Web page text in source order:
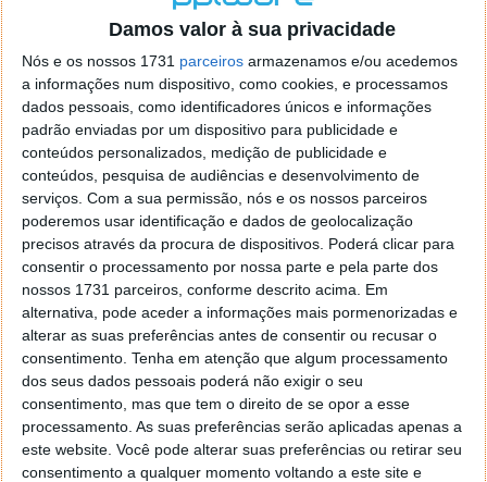
Damos valor à sua privacidade
Nós e os nossos 1731 parceiros armazenamos e/ou acedemos
a informações num dispositivo, como cookies, e processamos
dados pessoais, como identificadores únicos e informações
padrão enviadas por um dispositivo para publicidade e
conteúdos personalizados, medição de publicidade e
conteúdos, pesquisa de audiências e desenvolvimento de
serviços. Com a sua permissão, nós e os nossos parceiros
poderemos usar identificação e dados de geolocalização
precisos através da procura de dispositivos. Poderá clicar para
consentir o processamento por nossa parte e pela parte dos
nossos 1731 parceiros, conforme descrito acima. Em
alternativa, pode aceder a informações mais pormenorizadas e
alterar as suas preferências antes de consentir ou recusar o
consentimento. Tenha em atenção que algum processamento
dos seus dados pessoais poderá não exigir o seu
consentimento, mas que tem o direito de se opor a esse
processamento. As suas preferências serão aplicadas apenas a
este website. Você pode alterar suas preferências ou retirar seu
consentimento a qualquer momento voltando a este site e
O guiador tem o design típico das bicicletas de
estrada que ajuda a adotar uma postura de
condução para atingir maior velocidade. De notar
ainda que a bicicleta pesa 22 kg, mede 175 x 23 x
100cm e suporta peso até 100kg.
AEbike de estrada GOGOBEST R2está disponível
por 759,99€ (IVA incluído) utilizando o código de
descontoF7WQ68. O envio é rápido e gratuito, feito
a partir de armazém europeu.
GOGOBEST R2
Aproveite ainda aspromoções de verãoque já estão
a decorrer na Gogobest, com dezenas de produtos
em promoção e descontos automáticos mediante o
valor de compra.